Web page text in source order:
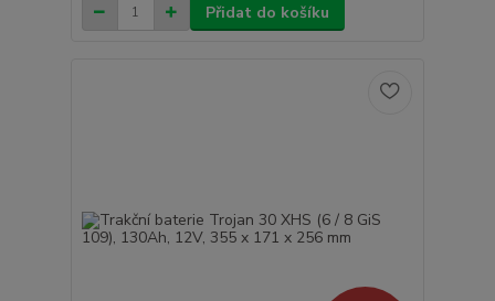
Přidat do košíku